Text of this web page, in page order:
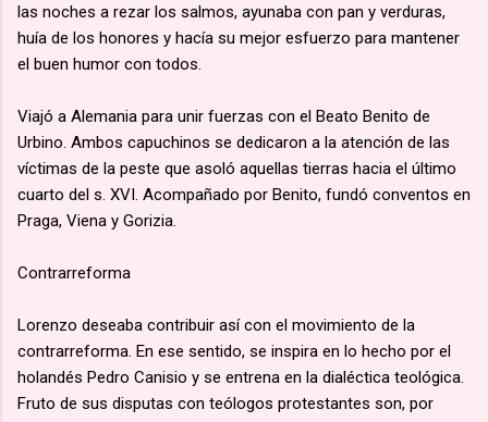
las noches a rezar los salmos, ayunaba con pan y verduras,
huía de los honores y hacía su mejor esfuerzo para mantener
el buen humor con todos.
Viajó a Alemania para unir fuerzas con el Beato Benito de
Urbino. Ambos capuchinos se dedicaron a la atención de las
víctimas de la peste que asoló aquellas tierras hacia el último
cuarto del s. XVI. Acompañado por Benito, fundó conventos en
Praga, Viena y Gorizia.
Contrarreforma
Lorenzo deseaba contribuir así con el movimiento de la
contrarreforma. En ese sentido, se inspira en lo hecho por el
holandés Pedro Canisio y se entrena en la dialéctica teológica.
Fruto de sus disputas con teólogos protestantes son, por